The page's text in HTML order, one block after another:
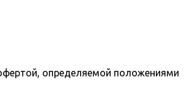
определяемой положениями